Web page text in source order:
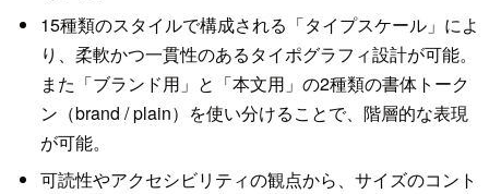
15種類のスタイルで構成される「タイプスケール」によ
り、柔軟かつ一貫性のあるタイポグラフィ設計が可能。
また「ブランド用」と「本文用」の2種類の書体トーク
ン（brand / plain）を使い分けることで、階層的な表現
が可能。
可読性やアクセシビリティの観点から、サイズのコント